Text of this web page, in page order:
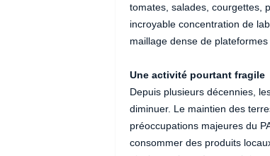
tomates, salades, courgettes,
incroyable concentration de
maillage dense de
Une activité pourtant fragile
Depuis plusieurs décennies,
diminuer. Le maintien des
préoccupations majeures du
consommer des produits